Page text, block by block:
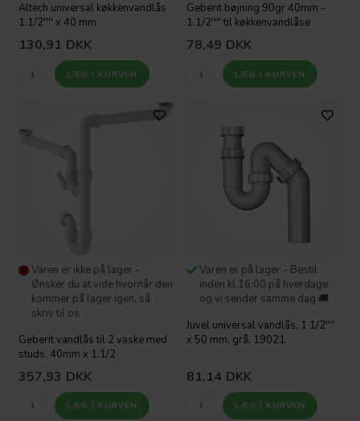
Altech universal køkkenvandlås
1.1/2'''' x 40 mm
130,91 DKK
Geberit bøjning 90gr 40mm -
1.1/2'''' til køkkenvandlåse
78,49 DKK
Varen er ikke på lager -
Ønsker du at vide hvornår den
kommer på lager igen, så
skriv til os
Geberit vandlås til 2 vaske med
studs, 40mm x 1.1/2
357,93 DKK
Varen er på lager - Bestil
inden kl 16:00 på hverdage,
og vi sender samme dag 🚚
Juvel universal vandlås, 1 1/2''''
x 50 mm, grå, 19021
81,14 DKK